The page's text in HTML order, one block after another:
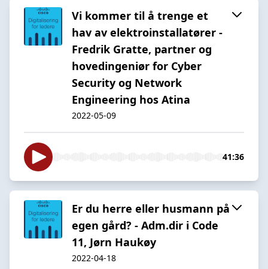
Vi kommer til å trenge et
hav av elektroinstallatører -
Fredrik Gratte, partner og
hovedingeniør for Cyber
Security og Network
Engineering hos Atina
2022-05-09
41:36
Er du herre eller husmann på
egen gård? - Adm.dir i Code
11, Jørn Haukøy
2022-04-18